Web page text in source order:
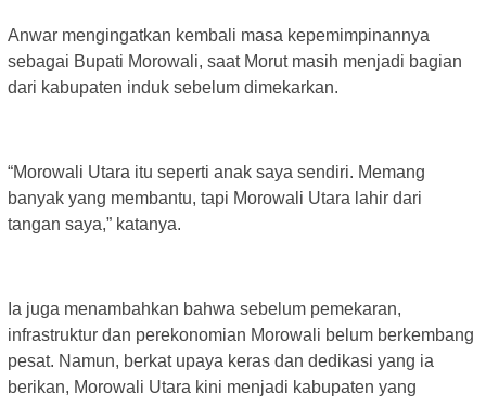
Anwar mengingatkan kembali masa kepemimpinannya
sebagai Bupati Morowali, saat Morut masih menjadi bagian
dari kabupaten induk sebelum dimekarkan.
“Morowali Utara itu seperti anak saya sendiri. Memang
banyak yang membantu, tapi Morowali Utara lahir dari
tangan saya,” katanya.
Ia juga menambahkan bahwa sebelum pemekaran,
infrastruktur dan perekonomian Morowali belum berkembang
pesat. Namun, berkat upaya keras dan dedikasi yang ia
berikan, Morowali Utara kini menjadi kabupaten yang